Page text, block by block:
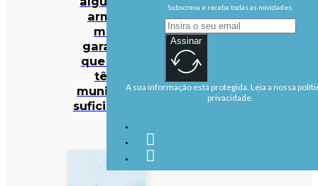
armas
mas
garante
que EUA
têm
munições
suficientes
Subscreva e receba todas as novidades.
Assinar
A sua informação está protegida. Leia a nossa
privacidade.